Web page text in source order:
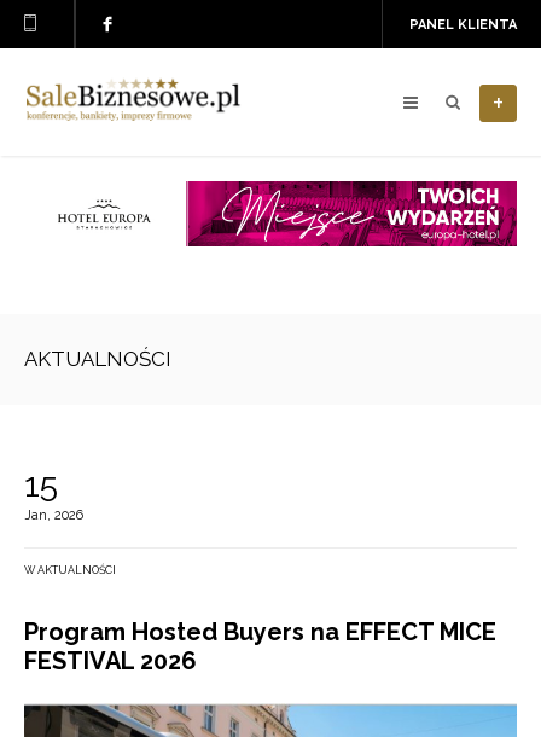
PANEL KLIENTA
+
AKTUALNOŚCI
15
Jan, 2026
W AKTUALNOŚCI
Program Hosted Buyers na EFFECT MICE
FESTIVAL 2026